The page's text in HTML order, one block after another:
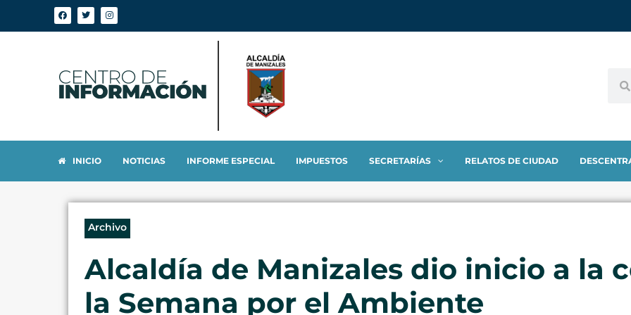
INICIO NOTICIAS INFORME ESPECIAL IMPUESTOS SECRETARÍAS RELATOS DE CIUDAD
Archivo
Alcaldía de Manizales dio inicio a la
la Semana por el Ambiente